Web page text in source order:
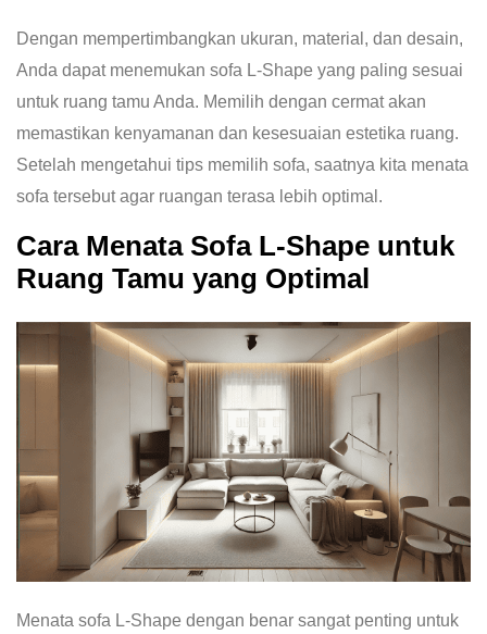
Dengan mempertimbangkan ukuran, material, dan desain,
Anda dapat menemukan sofa L-Shape yang paling sesuai
untuk ruang tamu Anda. Memilih dengan cermat akan
memastikan kenyamanan dan kesesuaian estetika ruang.
Setelah mengetahui tips memilih sofa, saatnya kita menata
sofa tersebut agar ruangan terasa lebih optimal.
Cara Menata Sofa L-Shape untuk
Ruang Tamu yang Optimal
Menata sofa L-Shape dengan benar sangat penting untuk